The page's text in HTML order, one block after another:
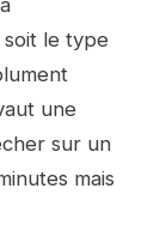
le type
une
sur un
mais